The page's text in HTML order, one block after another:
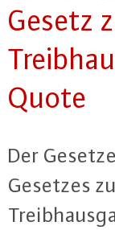
Gesetz
Quo­te
Der
Gesetzes